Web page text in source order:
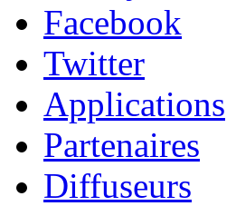
Facebook
Twitter
Applications
Partenaires
Diffuseurs